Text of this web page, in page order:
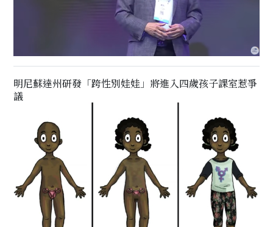
明尼蘇達州研發「跨性別娃娃」將進入四歲孩子課室惹爭
議